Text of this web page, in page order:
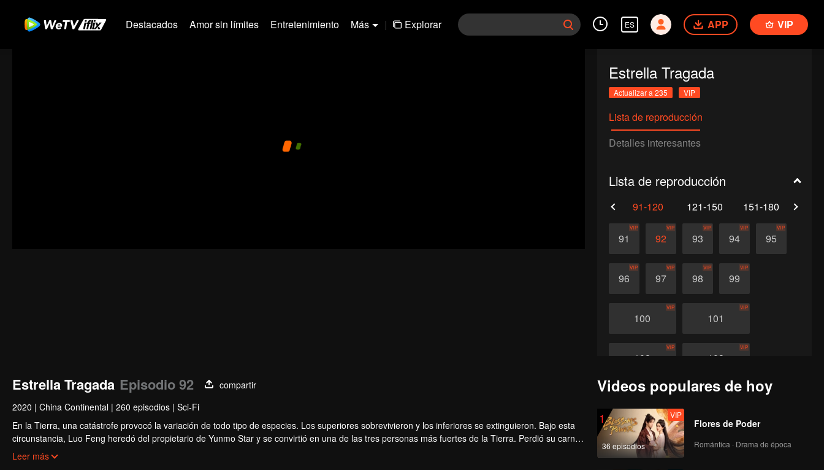
Destacados Amor sin límites Entretenimiento Más | Explorar ES APP VIP
Estrella Tragada
Actualizar a 235 VIP
Lista de reproducción
Detalles interesantes
Lista de reproducción
91-120 121-150 151-180
91
VIP
92
VIP
93
VIP
94
VIP
95
VIP
96
VIP
97
VIP
98
VIP
99
VIP
100
VIP
101
VIP
102
VIP
103
VIP
104
VIP VIP
106
VIP VIP
Estrella Tragada Episodio 92
compartir
2020 | China Continental | 260 episodios | Sci-Fi
En la Tierra, una catástrofe provocó la variación de todo tipo de especies. Los superiores sobrevivieron y los inferiores se extinguieron. Bajo esta
circunstancia, Luo Feng heredó del propietario de Yunmo Star y se convirtió en una de las tres personas más fuertes de la Tierra. Perdió su carne
durante la lucha contra el monstruo gigante tragado, pero luego tomó la carne del monstruo. En la carne, desarrolló un cuerpo humano. Más
Leer más
Videos populares de hoy
1
36 episodios
VIP
Flores de Poder
Romántica · Drama de época